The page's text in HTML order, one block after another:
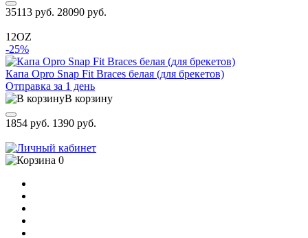
35113 руб. 28090 руб.
12OZ
-25%
Капа Opro Snap Fit Braces белая (для брекетов)
Отправка за 1 день
В корзину
1854 руб. 1390 руб.
0